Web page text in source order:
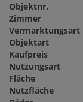
Objektnr.
Zimmer
Vermarktungsart
Objektart
Kaufpreis
Nutzungsart
Fläche
Nutzfläche